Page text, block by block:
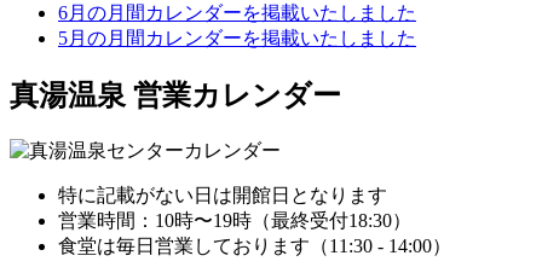
6月の月間カレンダーを掲載いたしました
5月の月間カレンダーを掲載いたしました
真湯温泉 営業カレンダー
特に記載がない日は開館日となります
営業時間：10時〜19時（最終受付18:30）
食堂は毎日営業しております（11:30 - 14:00）